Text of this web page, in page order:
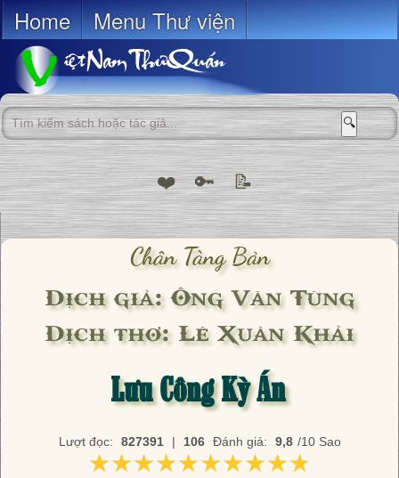
Home Menu Thư viện
🔍
❤️ 🔑 📝
Chân Tàng Bản
Dịch giả: Ông Văn Tùng
Dịch thơ: Lê Xuân Khải
Lưu Công Kỳ Án
Lượt đọc: 827391 | 106 Đánh giá: 9,8 /10 Sao
★★★★★★★★★★
★★★★★★★★★★